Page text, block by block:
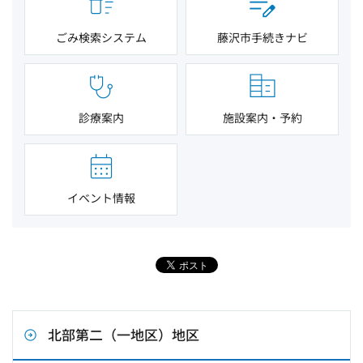
ごみ検索システム 藤沢市手続きナビ
診療案内 施設案内・予約
イベント情報
北部第二（一地区）地区